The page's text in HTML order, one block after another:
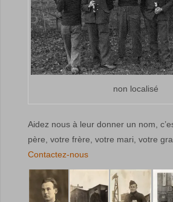
non localisé
Aidez nous à leur donner un nom,
père, votre frère, votre mari, votre
Contactez-nous